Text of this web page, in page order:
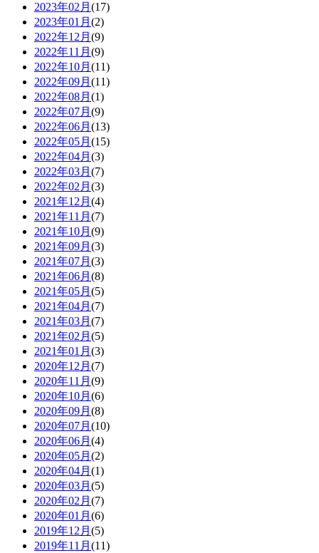
2023年02月 (17)
2023年01月 (2)
2022年12月 (9)
2022年11月 (9)
2022年10月 (11)
2022年09月 (11)
2022年08月 (1)
2022年07月 (9)
2022年06月 (13)
2022年05月 (15)
2022年04月 (3)
2022年03月 (7)
2022年02月 (3)
2021年12月 (4)
2021年11月 (7)
2021年10月 (9)
2021年09月 (3)
2021年07月 (3)
2021年06月 (8)
2021年05月 (5)
2021年04月 (7)
2021年03月 (7)
2021年02月 (5)
2021年01月 (3)
2020年12月 (7)
2020年11月 (9)
2020年10月 (6)
2020年09月 (8)
2020年07月 (10)
2020年06月 (4)
2020年05月 (2)
2020年04月 (1)
2020年03月 (5)
2020年02月 (7)
2020年01月 (6)
2019年12月 (5)
2019年11月 (11)